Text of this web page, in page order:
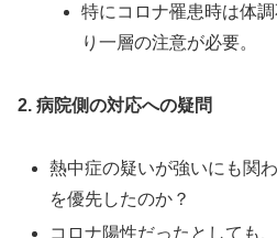
特にコロナ罹患時は体
り一層の注意が必要。
2. 病院側の対応への疑問
熱中症の疑いが強いにも関
を優先したのか？
コロナ陽性だったとしても